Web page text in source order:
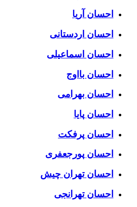
احسان آریا
احسان اردستانی
احسان اسماعیلی
احسان بااوج
احسان بهرامی
احسان پایا
احسان پرفکت
احسان پورجعفری
احسان تهران چیش
احسان تهرانجی